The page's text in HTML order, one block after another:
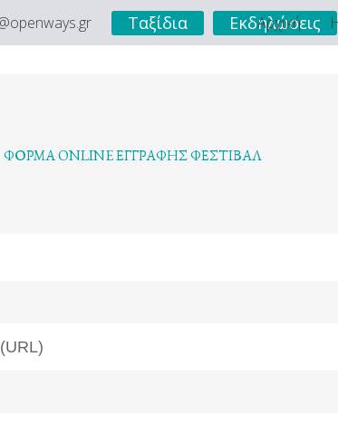
Αρχική
Ταξίδια Εκδηλώσεις
ΦΟΡΜΑ ONLINE ΕΓΓΡΑΦΗΣ ΦΕΣΤΙΒΑΛ